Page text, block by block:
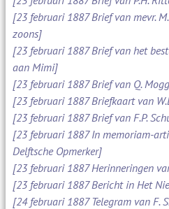
[23 februari 1887 Brief van mevr.
zoons]
[23 februari 1887 Brief van het
aan Mimi]
[23 februari 1887 Brief van Q.
[23 februari 1887 Briefkaart van
[23 februari 1887 Brief van F.P.
[23 februari 1887 In memoriam-
Delftsche Opmerker]
[23 februari 1887 Herinneringen
[23 februari 1887 Bericht in Het
[24 februari 1887 Telegram van F.